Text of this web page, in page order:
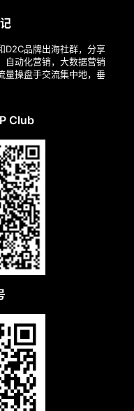
D2C品牌出海社群，分享
自动化营销，大数据营销
量操盘手交流集中地，垂
Club